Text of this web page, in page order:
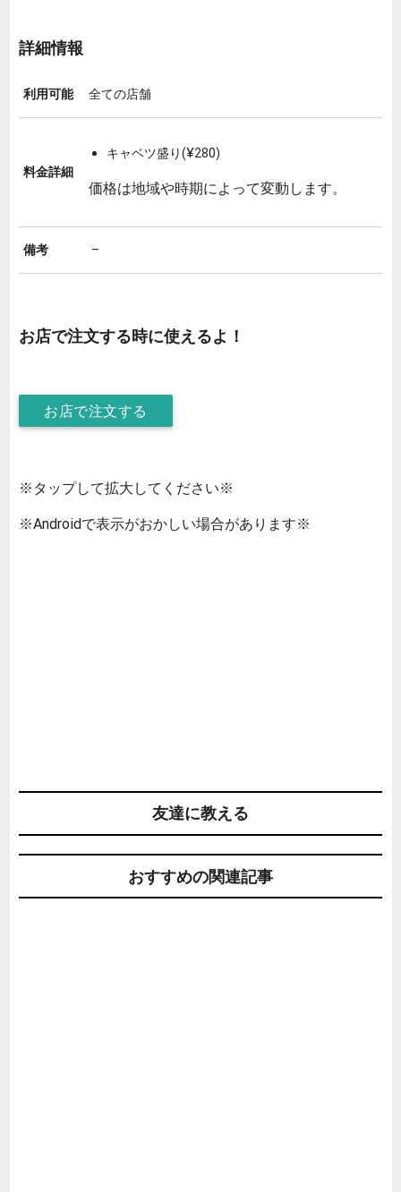
詳細情報
利用可能 全ての店舗
料金詳細
キャベツ盛り(¥280)
価格は地域や時期によって変動します。
備考 –
お店で注文する時に使えるよ！
お店で注文する
※タップして拡大してください※
※Androidで表示がおかしい場合があります※
友達に教える
おすすめの関連記事